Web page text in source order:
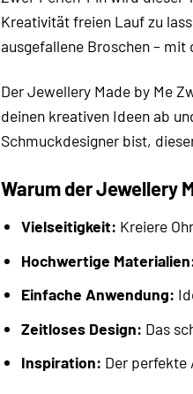
Kreativität freien Lauf zu
ausgefallene Broschen – mit
Der Jewellery Made by Me
deinen kreativen Ideen ab
Schmuckdesigner bist,
Warum der Jewellery
Vielseitigkeit: Kreiere
Hochwertige
Einfache Anwendung:
Zeitloses Design: Das
Inspiration: Der perfekte